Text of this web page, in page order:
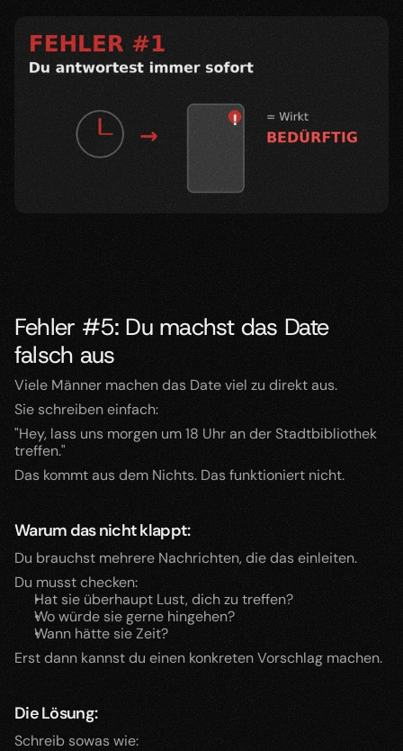
Fehler #5: Du machst das Date
falsch aus
Viele Männer machen das Date viel zu direkt aus.
Sie schreiben einfach:
"Hey, lass uns morgen um 18 Uhr an der Stadtbibliothek
treffen."
Das kommt aus dem Nichts. Das funktioniert nicht.
Warum das nicht klappt:
Du brauchst mehrere Nachrichten, die das einleiten.
Du musst checken:
Hat sie überhaupt Lust, dich zu treffen?
Wo würde sie gerne hingehen?
Wann hätte sie Zeit?
Erst dann kannst du einen konkreten Vorschlag machen.
Die Lösung:
Schreib sowas wie: